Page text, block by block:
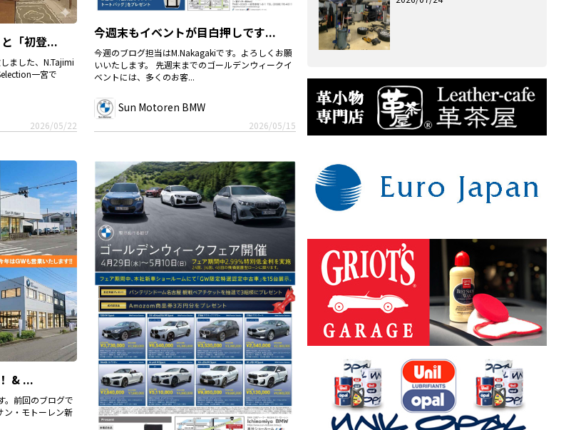
「初登...
ました、N.Tajimi
一宮で
2026/05/22
今週末もイベントが目白押しです...
今週のブログ担当はM.Nakagakiです。よろしくお願
いいたします。 先週末までのゴールデンウィークイ
ベントには、多くのお客...
Sun Motoren BMW
2026/05/15
& ...
。前回のブログで
ン・モトーレン新